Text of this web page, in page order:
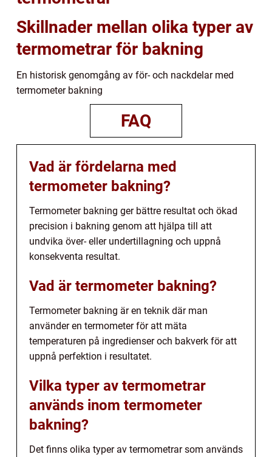
Skillnader mellan olika typer av
termometrar för bakning
En historisk genomgång av för- och nackdelar med
termometer bakning
FAQ
Vad är fördelarna med
termometer bakning?
Termometer bakning ger bättre resultat och ökad
precision i bakning genom att hjälpa till att
undvika över- eller undertillagning och uppnå
konsekventa resultat.
Vad är termometer bakning?
Termometer bakning är en teknik där man
använder en termometer för att mäta
temperaturen på ingredienser och bakverk för att
uppnå perfektion i resultatet.
Vilka typer av termometrar
används inom termometer
bakning?
Det finns olika typer av termometrar som används